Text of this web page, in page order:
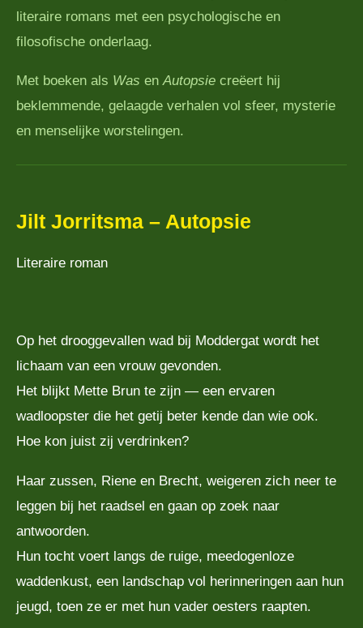
literaire romans met een psychologische en
filosofische onderlaag.
Met boeken als Was enAutopsie creëert hij
beklemmende, gelaagde verhalen vol sfeer, mysterie
en menselijke worstelingen.
Jilt Jorritsma – Autopsie
Literaire roman
Op het drooggevallen wad bij Moddergat wordt het
lichaam van een vrouw gevonden.
Het blijkt Mette Brun te zijn — een ervaren
wadloopster die het getij beter kende dan wie ook.
Hoe kon juist zij verdrinken?
Haar zussen, Riene en Brecht, weigeren zich neer te
leggen bij het raadsel en gaan op zoek naar
antwoorden.
Hun tocht voert langs de ruige, meedogenloze
waddenkust, een landschap vol herinneringen aan hun
jeugd, toen ze er met hun vader oesters raapten.